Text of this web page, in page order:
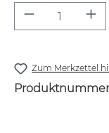
Produkt
Zum Merkzettel